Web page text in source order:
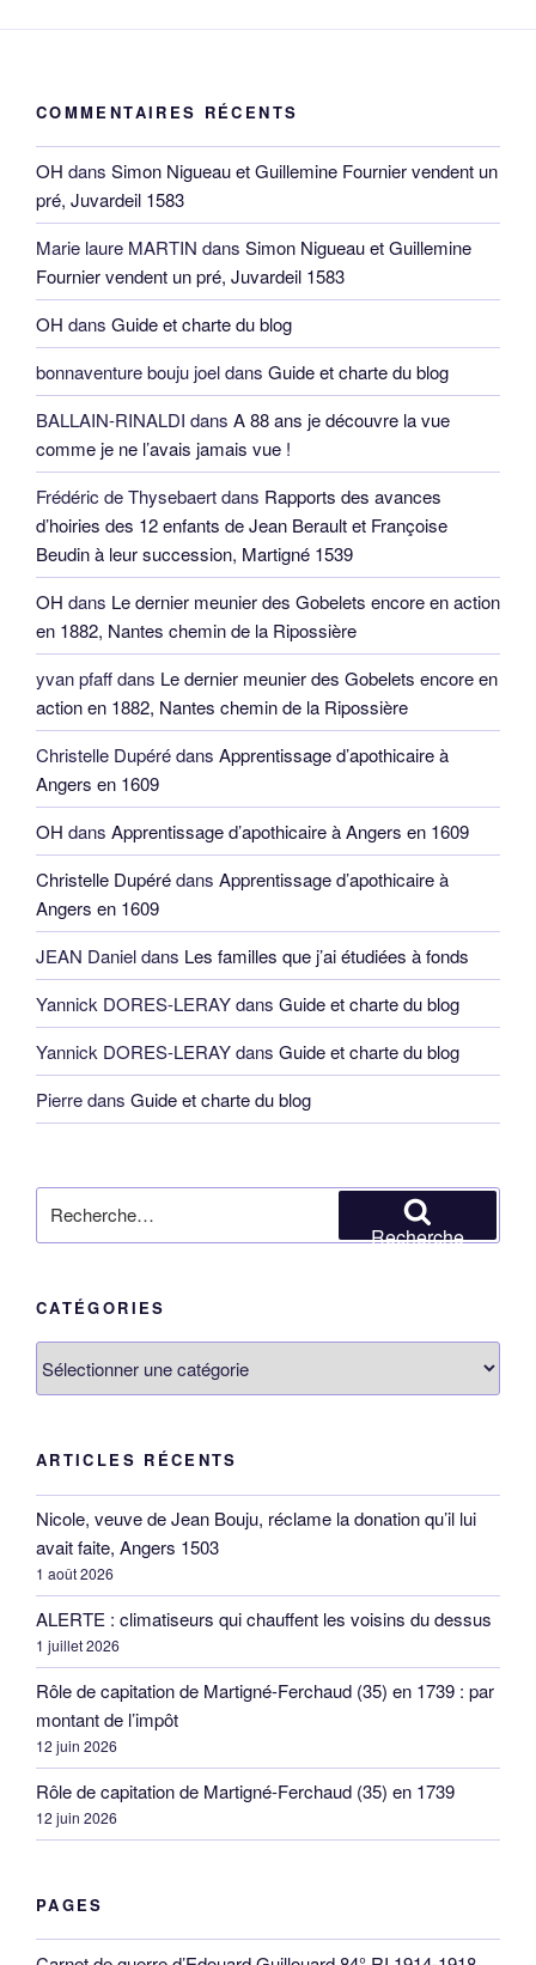
COMMENTAIRES RÉCENTS
OH dans Simon Nigueau et Guillemine Fournier vendent un
pré, Juvardeil 1583
Marie laure MARTIN dans Simon Nigueau et Guillemine
Fournier vendent un pré, Juvardeil 1583
OH dans Guide et charte du blog
bonnaventure bouju joeldans Guide et charte du blog
BALLAIN-RINALDI dans A 88 ans je découvre la vue
comme je ne l’avais jamais vue !
Frédéric de Thysebaertdans Rapports des avances
d’hoiries des 12 enfants de Jean Berault et Françoise
Beudin à leur succession, Martigné 1539
OH dans Le dernier meunier des Gobelets encore en action
en 1882, Nantes chemin de la Ripossière
yvan pfaffdans Le dernier meunier des Gobelets encore en
action en 1882, Nantes chemin de la Ripossière
Christelle Dupérédans Apprentissage d’apothicaire à
Angers en 1609
OH dans Apprentissage d’apothicaire à Angers en 1609
Christelle Dupérédans Apprentissage d’apothicaire à
Angers en 1609
JEAN Danieldans Les familles que j’ai étudiées à fonds
Yannick DORES-LERAYdans Guide et charte du blog
Yannick DORES-LERAYdans Guide et charte du blog
Pierredans Guide et charte du blog
pour
Recherche
CATÉGORIES
ARTICLES RÉCENTS
Nicole, veuve de Jean Bouju, réclame la donation qu’il lui
avait faite, Angers 1503
1 août 2026
ALERTE : climatiseurs qui chauffent les voisins du dessus
1 juillet 2026
Rôle de capitation de Martigné-Ferchaud (35) en 1739 : par
montant de l’impôt
12 juin 2026
Rôle de capitation de Martigné-Ferchaud (35) en 1739
12 juin 2026
PAGES